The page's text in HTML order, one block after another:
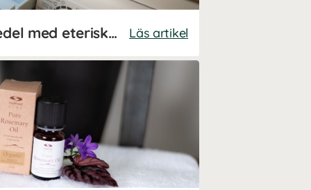
Gör ditt eget sköljmedel med eteriska oljor Läs artikel